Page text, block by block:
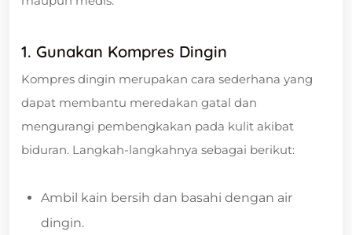
1. Gunakan Kompres Dingin
Kompres dingin merupakan cara sederhana yang
dapat membantu meredakan gatal dan
mengurangi pembengkakan pada kulit akibat
biduran. Langkah-langkahnya sebagai berikut:
Ambil kain bersih dan basahi dengan air
dingin.